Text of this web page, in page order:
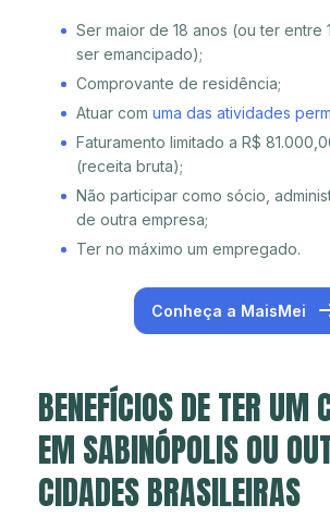
Ser maior de 18 anos (ou ter entre
ser emancipado);
Comprovante de residência;
Atuar com uma das atividades
Faturamento limitado a R$
(receita bruta);
Não participar como sócio,
de outra empresa;
Ter no máximo um empregado.
Conheça a MaisMei
BENEFÍCIOS DE TER UM
EM SABINÓPOLIS OU
CIDADES BRASILEIRAS